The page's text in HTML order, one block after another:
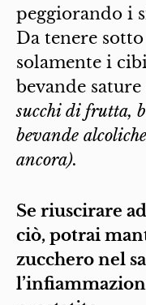
peggiorando i
Da tenere
solamente i
bevande
succhi di frutta,
bevande
ancora).
Se riuscirare
ciò, potrai
zucchero nel